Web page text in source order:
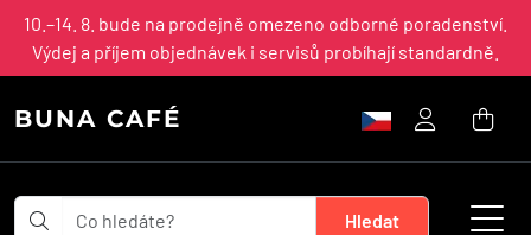
10.–14. 8. bude na prodejně omezeno odborné poradenství.
Výdej a příjem objednávek i servisů probíhají standardně.
BUNA CAFÉ